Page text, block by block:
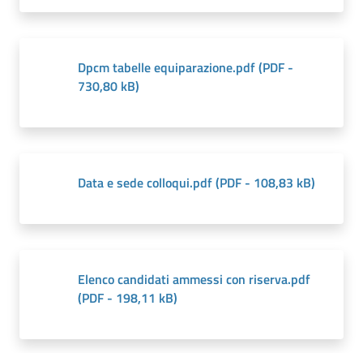
Dpcm tabelle equiparazione.pdf(PDF -
730,80 kB)
Data e sede colloqui.pdf(PDF - 108,83 kB)
Elenco candidati ammessi con riserva.pdf
(PDF - 198,11 kB)